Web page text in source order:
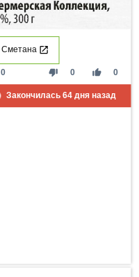
Сметана
thumb_down 0 thumb_up 0
0
Закончилась 64дня назад